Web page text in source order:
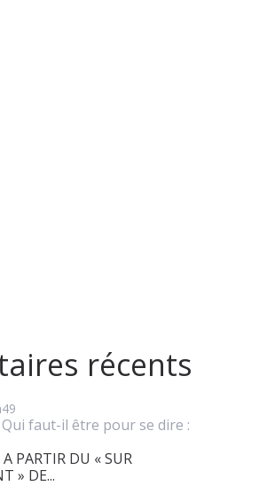
récents
faut-il être pour se dire :
PARTIR DU « SUR
» DE...